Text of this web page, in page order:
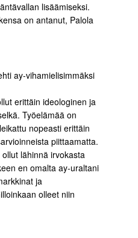
lisäämiseksi.
on antanut, Palola
ay-vihamielisimmäksi
erittäin ideologinen ja
Työelämää on
nopeasti erittäin
piittaamatta.
lähinnä irvokasta
en omalta ay-uraltani
ja
olleet niin